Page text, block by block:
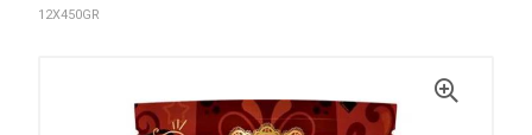
12X450GR